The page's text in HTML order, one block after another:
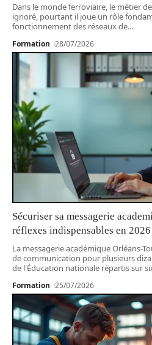
Dans le monde ferroviaire, le métier
ignoré, pourtant il joue un rôle
fonctionnement des réseaux de…
Formation 28/07/2026
Sécuriser sa messagerie
réflexes indispensables en 2026
La messagerie académique Orléans-
de communication pour plusieurs
de l'Éducation nationale répartis sur
Formation 25/07/2026